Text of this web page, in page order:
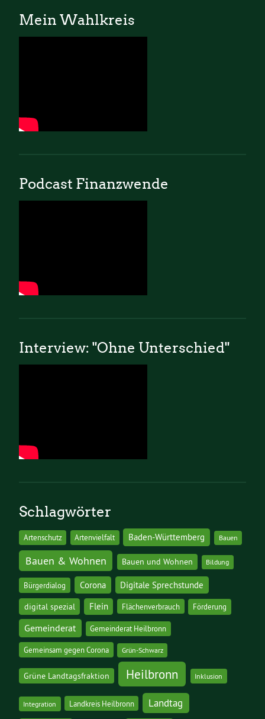
Mein Wahlkreis
Podcast Finanzwende
Interview: "Ohne Unterschied"
Schlagwörter
Artenschutz Artenvielfalt Baden-Württemberg Bauen
Bauen & Wohnen Bauen und Wohnen Bildung
Bürgerdialog Corona Digitale Sprechstunde
digital spezial Flein Flächenverbrauch Förderung
Gemeinderat Gemeinderat Heilbronn
Gemeinsam gegen Corona Grün-Schwarz
Grüne Landtagsfraktion Heilbronn Inklusion
Integration Landkreis Heilbronn Landtag